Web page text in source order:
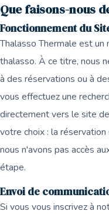
Que faisons-nous
Fonctionnement du
Thalasso Thermale est
thalasso. À ce titre, nous
à des réservations ou à
vous effectuez une
directement vers le site
votre choix : la
nous n'avons pas accès
étape.
Envoi de
Si vous vous inscrivez à